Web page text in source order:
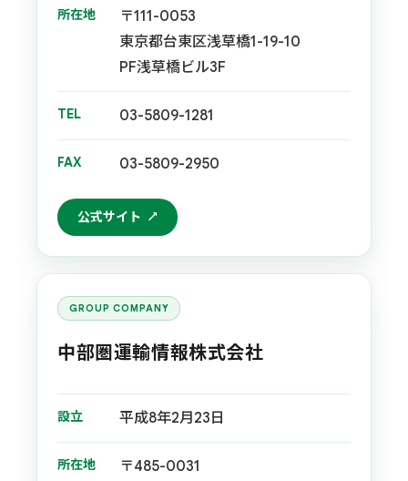
所在地
〒111-0053
東京都台東区浅草橋1-19-10
PF浅草橋ビル3F
TEL 03-5809-1281
FAX 03-5809-2950
公式サイト
GROUP COMPANY
中部圏運輸情報株式会社
設立 平成8年2月23日
所在地 〒485-0031